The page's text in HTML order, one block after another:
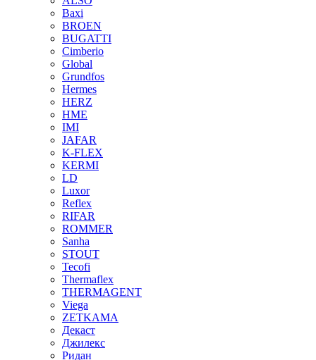
Baxi
BROEN
BUGATTI
Cimberio
Global
Grundfos
Hermes
HERZ
HME
IMI
JAFAR
K-FLEX
KERMI
LD
Luxor
Reflex
RIFAR
ROMMER
Sanha
STOUT
Tecofi
Thermaflex
THERMAGENT
Viega
ZETKAMA
Декаст
Джилекс
Ридан